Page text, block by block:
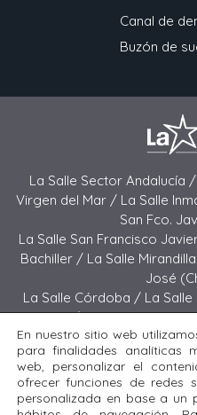
Canal de
Buzón de
La Salle Sector Andalucía /
Virgen del Mar / La Salle
San Fco.
La Salle San Francisco
Bachiller / La Salle
José
La Salle Córdoba / La
Pastor /La Salle
(Jerez) / La Salle
La Salle Buen Consejo /La
La Salle San Francisco /La
En nuestro sitio web
para finalidades analíticas
web, personalizar el
ofrecer funciones de redes
personalizada en base a un